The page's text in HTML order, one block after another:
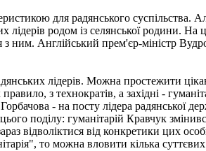
для радянського суспільства.
лідерів родом із селянської родини. На
ним. Англійський прем'єр-міністр
лідерів. Можна простежити
з технократів, а західні -
- на посту лідера радянської
поділу: гуманітарій Кравчук
відволіктися від конкретики цих
то можна вловити кілька